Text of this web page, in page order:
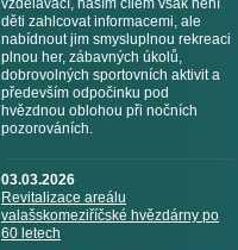
vzdělávací, naším cílem však není
děti zahlcovat informacemi, ale
nabídnout jim smysluplnou rekreaci
plnou her, zábavných úkolů,
dobrovolných sportovních aktivit a
především odpočinku pod
hvězdnou oblohou při nočních
pozorováních.
03.03.2026
Revitalizace areálu
valašskomeziříčské hvězdárny po
60 letech